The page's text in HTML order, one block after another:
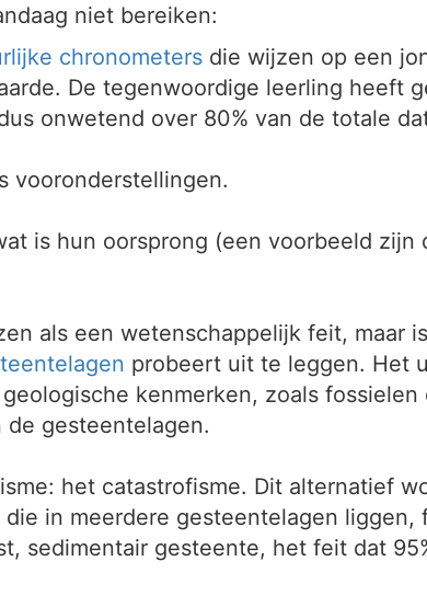
niet bereiken:
chronometers die wijzen op een
De tegenwoordige leerling heeft
onwetend over 80% van de totale
vooronderstellingen.
is hun oorsprong (een voorbeeld zijn
als een wetenschappelijk feit, maar
probeert uit te leggen. Het
kenmerken, zoals
gesteentelagen.
het catastrofisme. Dit alternatief
in meerdere gesteentelagen liggen,
sedimentair gesteente, het feit dat